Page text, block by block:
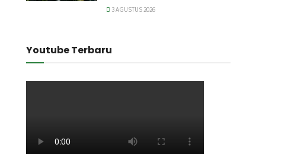
3 AGUSTUS 2026
Youtube Terbaru